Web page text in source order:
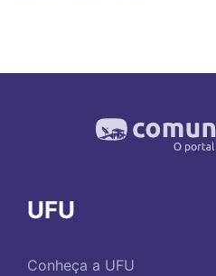
UFU
Conheça a UFU